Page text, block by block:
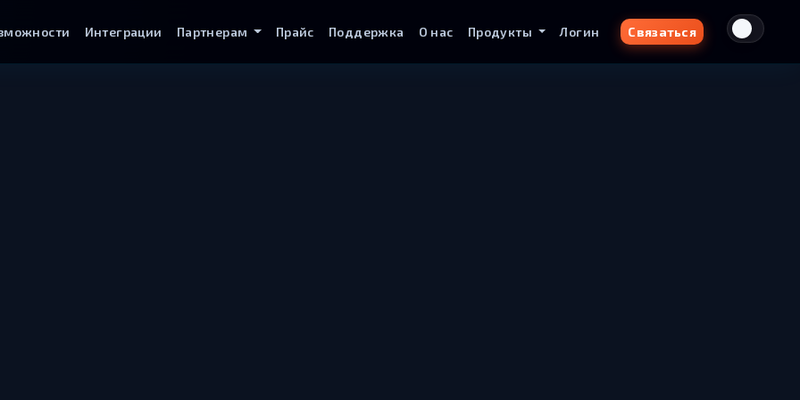
Интеграции Партнерам Прайс Поддержка О нас Продукты Логин Связаться